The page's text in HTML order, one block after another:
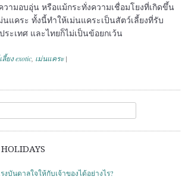
วามอบอุ่น หรือแม้กระทั่งความเชื่อมโยงที่เกิดขึ้น
นแคระ ทั้งนี้ทำให้เม่นแคระเป็นสัตว์เลี้ยงที่รับ
ะเทศ และไทยก็ไม่เป็นข้อยกเว้น
ยง exotic เม่นแคระ |
งบันดาลใจให้กับเจ้าของได้อย่างไร?